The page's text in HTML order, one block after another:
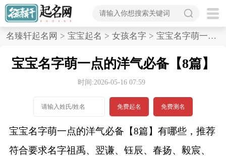
首
宝
名
名臻轩起名网 > 宝宝起名 > 女孩名字 > 宝宝名字萌一点的洋气必备,8篇
宝宝名字萌一点的洋气必备【8篇】
时间:2026-05-16 07:59
免费起名 免费测名
宝宝名字萌一点的洋气必备【8篇】有哪些，推荐
符合要求名字祖禹、翌谦、钰辰、春扬、毅宸、